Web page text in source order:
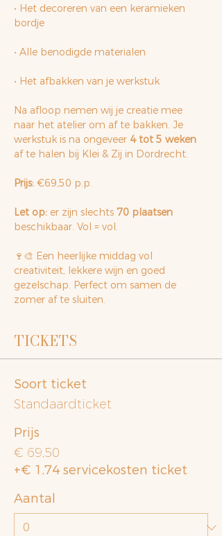
• Het decoreren van een keramieken
bordje
• Alle benodigde materialen
• Het afbakken van je werkstuk
Na afloop nemen wij je creatie mee
naar het atelier om af te bakken. Je
werkstuk is na ongeveer 4 tot 5 weken
af te halen bij Klei & Zij in Dordrecht.
Prijs: €69,50 p.p.
Let op: er zijn slechts 70 plaatsen
beschikbaar. Vol = vol.
🍷🎨 Een heerlijke middag vol
creativiteit, lekkere wijn en goed
gezelschap. Perfect om samen de
zomer af te sluiten.
TICKETS
Soort ticket
Standaardticket
Prijs
€ 69,50
+€ 1,74 servicekosten ticket
Aantal